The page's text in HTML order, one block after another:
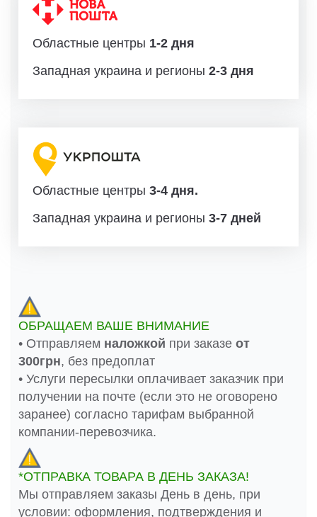
Областные центры 1-2 дня
Западная украина и регионы 2-3 дня
Областные центры 3-4 дня.
Западная украина и регионы 3-7 дней
ОБРАЩАЕМ ВАШЕ ВНИМАНИЕ
• Отправляем наложкой при заказе от
300грн, без предоплат
• Услуги пересылки оплачивает заказчик при
получении на почте (если это не оговорено
заранее) согласно тарифам выбранной
компании-перевозчика.
*ОТПРАВКА ТОВАРА В ДЕНЬ ЗАКАЗА!
Мы отправляем заказы День в день, при
условии: оформления, подтверждения и